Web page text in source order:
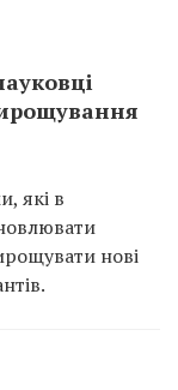
які в
нові